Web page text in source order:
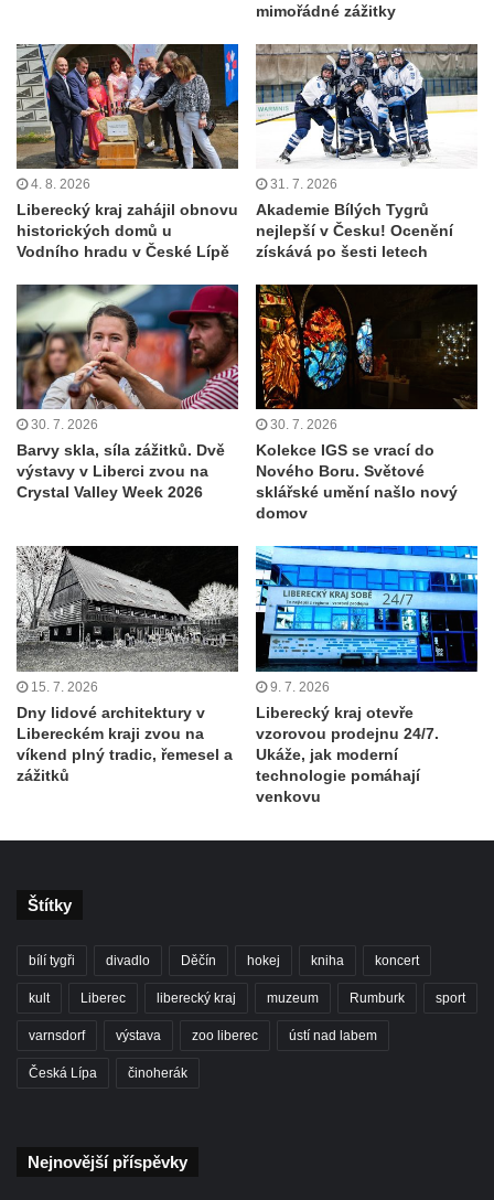
mimořádné zážitky
4. 8. 2026
Liberecký kraj zahájil obnovu
historických domů u
Vodního hradu v České Lípě
31. 7. 2026
Akademie Bílých Tygrů
nejlepší v Česku! Ocenění
získává po šesti letech
30. 7. 2026
Barvy skla, síla zážitků. Dvě
výstavy v Liberci zvou na
Crystal Valley Week 2026
30. 7. 2026
Kolekce IGS se vrací do
Nového Boru. Světové
sklářské umění našlo nový
domov
15. 7. 2026
Dny lidové architektury v
Libereckém kraji zvou na
víkend plný tradic, řemesel a
zážitků
9. 7. 2026
Liberecký kraj otevře
vzorovou prodejnu 24/7.
Ukáže, jak moderní
technologie pomáhají
venkovu
Štítky
bílí tygři divadlo Děčín hokej kniha koncert
kult Liberec liberecký kraj muzeum Rumburk sport
varnsdorf výstava zoo liberec ústí nad labem
Česká Lípa činoherák
Nejnovější příspěvky